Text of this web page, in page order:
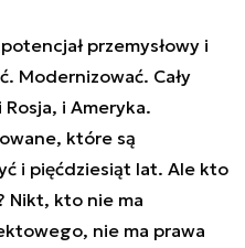
przemysłowy i
Modernizować. Cały
i Ameryka.
które są
i pięćdziesiąt lat. Ale kto
Nikt, kto nie ma
nie ma prawa